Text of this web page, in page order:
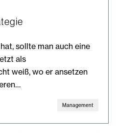
sollte man auch eine
als
weiß, wo er ansetzen
Management